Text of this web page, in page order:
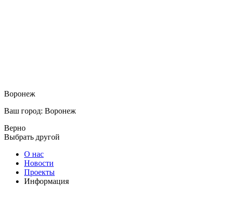
Воронеж
Ваш город: Воронеж
Верно
Выбрать другой
О нас
Новости
Проекты
Информация